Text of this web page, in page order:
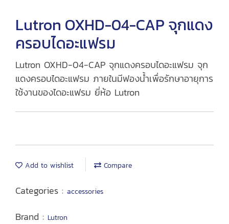
Lutron OXHD-04-CAP จุกแดง
ครอบไดอะแฟรม
Lutron OXHD-04-CAP จุกแดงครอบไดอะแฟรม จุก
แดงครอบไดอะแฟรม ภายในมีฟองน้ำเพื่อรักษาอายุการ
ใช้งานของไดอะแฟรม ยี่ห้อ Lutron
Add to wishlist Compare
Categories : accessories
Brand : Lutron